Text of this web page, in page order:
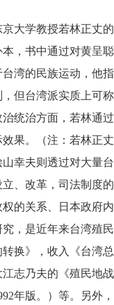
大学教授若林正丈
，书中通过对黄呈
湾的民族运动，他
但台湾派实质上可
统治方面，若林通
果。（注：若林正
幸夫则透过对大量
、改革，司法制度
的关系、日本政府
，是近年来台湾殖
换》，收入《台湾
志乃夫的《殖民地
年版。）等。另外